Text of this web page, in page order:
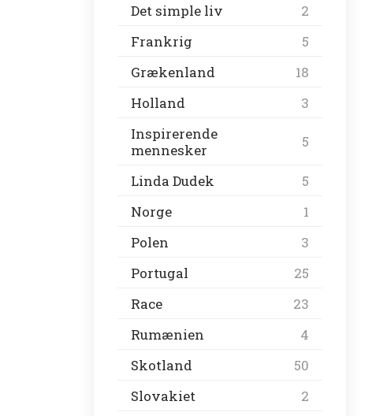
Det simple liv
2
Frankrig
5
Grækenland
18
Holland
3
Inspirerende
mennesker
5
Linda Dudek
5
Norge
1
Polen
3
Portugal
25
Race
23
Rumænien
4
Skotland
50
Slovakiet
2